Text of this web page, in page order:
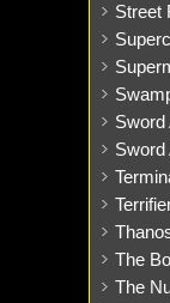
Street
Sword
Sword
The
The